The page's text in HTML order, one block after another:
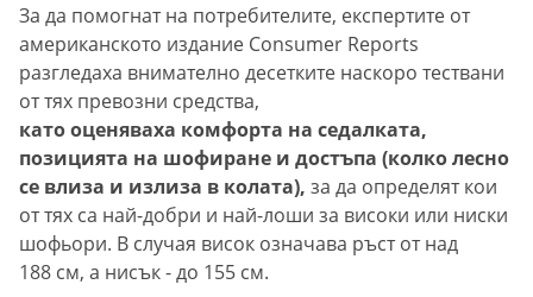
За да помогнат на потребителите, експертите от
американското издание Consumer Reports
разгледаха внимателно десетките наскоро тествани
от тях превозни средства,
като оценяваха комфорта на седалката,
позицията на шофиране и достъпа (колко лесно
се влиза и излиза в колата), за да определят кои
от тях са най-добри и най-лоши за високи или ниски
шофьори. В случая висок означава ръст от над
188 см, а нисък - до 155 см.